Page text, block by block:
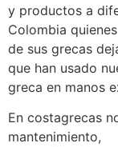
y productos a
Colombia
de sus grecas
que han usado
greca en manos
En costagrecas
mantenimiento,